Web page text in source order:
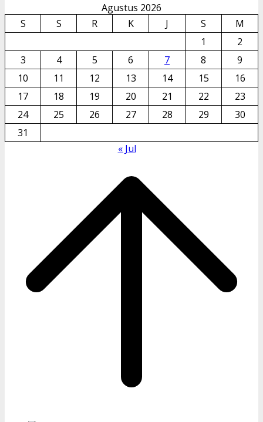
Agustus 2026
S
S R K J S
M
1
2
3
4 5 6 7 8
9
10
11 12 13 14 15
16
17
18 19 20 21 22
23
24
25 26 27 28 29
30
31
« Jul